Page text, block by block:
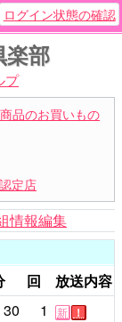
ログイン状態の確認
部
プ
品のお買いもの
定店
情報編集
回
放送内容
30 1 新 ！